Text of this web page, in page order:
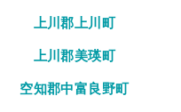
上川郡上川町
上川郡美瑛町
空知郡中富良野町